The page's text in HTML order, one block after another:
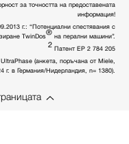
за точността на предоставената
информация!
г.: “Потенциални спестявания с
TwinDos® на перални машини”.
2 Патент EP 2 784 205
(анкета, поръчана от Miele,
г. в Германия/Нидерландия, n= 1380).